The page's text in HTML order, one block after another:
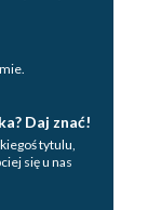
Daj znać!
tytulu,
się u nas